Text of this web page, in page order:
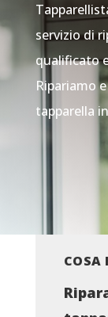
servizio di
qualificato
Ripariamo
tapparella
COSA